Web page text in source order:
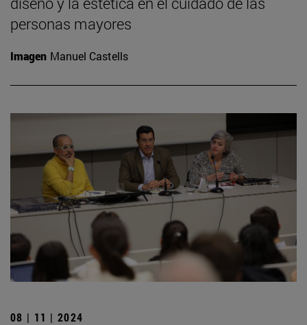
personas mayores
Imagen Manuel Castells
08 | 11 | 2024